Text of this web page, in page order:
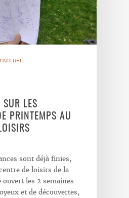
SUR LES
PRINTEMPS AU
sont déjà finies,
de loisirs de la
ouvert les 2 semaines.
et de découvertes,